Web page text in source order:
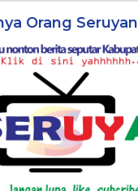
Orang Seruyan